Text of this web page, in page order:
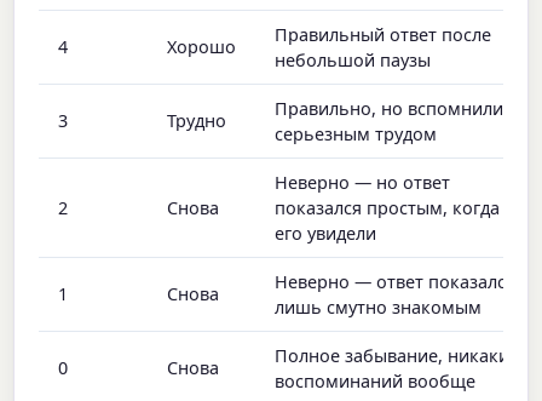
4 Хорошо
Правильный ответ после
небольшой паузы
3 Трудно
Правильно, но вспомнили с
серьезным трудом
2 Снова
Неверно — но ответ
показался простым, когда вы
его увидели
1 Снова
Неверно — ответ показался
лишь смутно знакомым
0 Снова
Полное забывание, никаких
воспоминаний вообще